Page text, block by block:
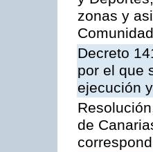
zonas y
Decreto
por el que
ejecución
de